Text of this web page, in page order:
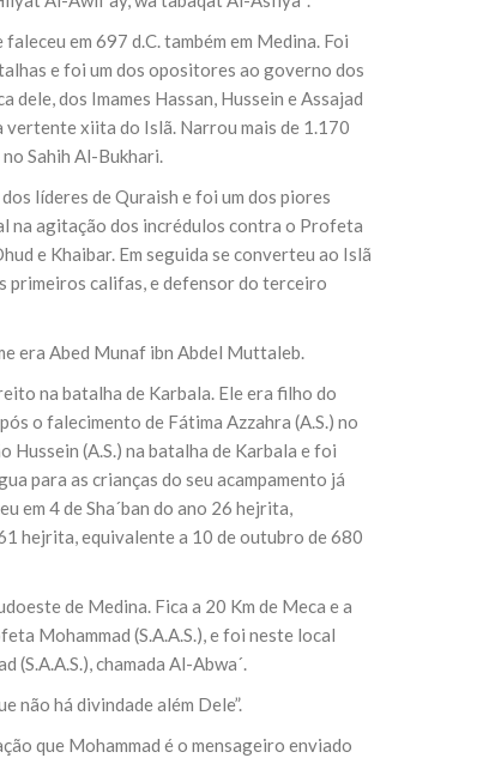
em 697 d.C. também em Medina. Foi
e foi um dos opositores ao governo dos
dele, dos Imames Hassan, Hussein e Assajad
vertente xiita do Islã. Narrou mais de 1.170
Sahih Al-Bukhari.
líderes de Quraish e foi um dos piores
na agitação dos incrédulos contra o Profeta
e Khaibar. Em seguida se converteu ao Islã
primeiros califas, e defensor do terceiro
era Abed Munaf ibn Abdel Muttaleb.
na batalha de Karbala. Ele era filho do
o falecimento de Fátima Azzahra (A.S.) no
(A.S.) na batalha de Karbala e foi
para as crianças do seu acampamento já
em 4 de Sha´ban do ano 26 hejrita,
hejrita, equivalente a 10 de outubro de 680
de Medina. Fica a 20 Km de Meca e a
Mohammad (S.A.A.S.), e foi neste local
chamada Al-Abwa´.
não há divindade além Dele”.
que Mohammad é o mensageiro enviado